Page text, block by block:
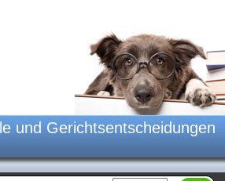
und Gerichtsentscheidungen